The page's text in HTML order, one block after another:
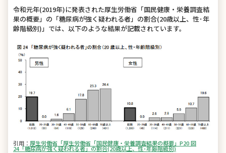
令和元年(2019年)に発表された厚生労働省「国民健康・栄養調査結
果の概要」の「糖尿病が強く疑われる者」の割合(20歳以上、性･年
齢階級別)」では、以下のような結果が記載されています。
引用： 厚生労働省「厚生労働省「国民健康・栄養調査結果の概要」P20 図
24「糖尿病が強く疑われる者」の割合(20歳以上、性･年齢階級別)